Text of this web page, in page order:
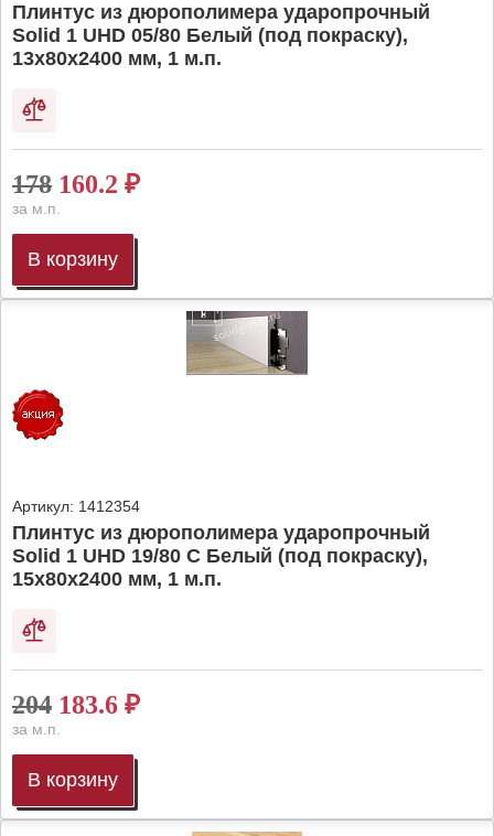
Плинтус из дюрополимера ударопрочный
Solid 1 UHD 05/80 Белый (под покраску),
13х80х2400 мм, 1 м.п.
178 160.2 ₽
за м.п.
В корзину
Артикул: 1412354
Плинтус из дюрополимера ударопрочный
Solid 1 UHD 19/80 C Белый (под покраску),
15х80х2400 мм, 1 м.п.
204 183.6 ₽
за м.п.
В корзину